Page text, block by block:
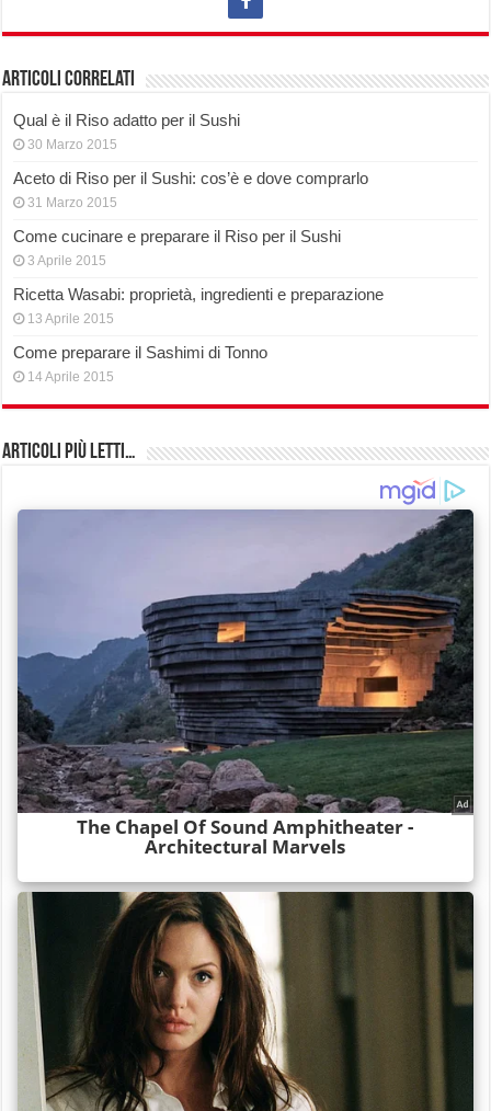
Articoli correlati
Qual è il Riso adatto per il Sushi
30 Marzo 2015
Aceto di Riso per il Sushi: cos’è e dove comprarlo
31 Marzo 2015
Come cucinare e preparare il Riso per il Sushi
3 Aprile 2015
Ricetta Wasabi: proprietà, ingredienti e preparazione
13 Aprile 2015
Come preparare il Sashimi di Tonno
14 Aprile 2015
Articoli più Letti…